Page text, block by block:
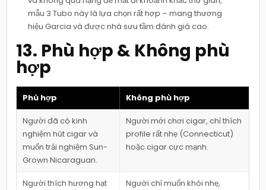
mẫu 3 Tubo này là lựa chọn rất hợp – mang thương
hiệu Garcia và được nhà sưu tầm đánh giá cao.
13. Phù hợp & Không phù
hợp
Phù hợp Không phù hợp
Người đã có kinh
nghiệm hút cigar và
muốn trải nghiệm Sun-
Grown Nicaraguan.
Người mới chơi cigar, chỉ thích
profile rất nhẹ (Connecticut)
hoặc cigar cực mạnh.
Người thích hương hạt
Người chỉ muốn khói nhẹ,